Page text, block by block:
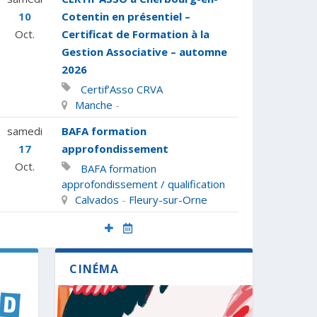
10
Oct.
Cotentin en présentiel –
Certificat de Formation à la
Gestion Associative – automne
2026
Certif’Asso CRVA
Manche -
samedi
17
Oct.
BAFA formation
approfondissement
BAFA formation
approfondissement / qualification
Calvados - Fleury-sur-Orne
CINÉMA